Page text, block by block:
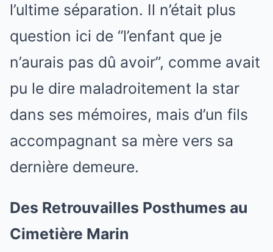
l’ultime séparation. Il n’était plus
question ici de “l’enfant que je
n’aurais pas dû avoir”, comme avait
pu le dire maladroitement la star
dans ses mémoires, mais d’un fils
accompagnant sa mère vers sa
dernière demeure.
Des Retrouvailles Posthumes au
Cimetière Marin